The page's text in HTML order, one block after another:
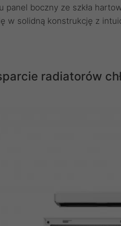
panel boczny ze szkła
w solidną konstrukcję z
radiatorów